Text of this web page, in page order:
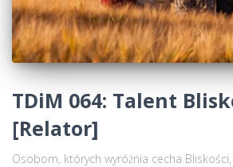
TDiM 064: Talent
[Relator]
Osobom, których wyróżnia cecha